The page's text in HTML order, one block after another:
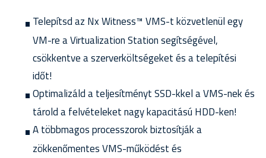
Telepítsd az Nx Witness™ VMS-t közvetlenül egy
VM-re a Virtualization Station segítségével,
csökkentve a szerverköltségeket és a telepítési
időt!
Optimalizáld a teljesítményt SSD-kkel a VMS-nek és
tárold a felvételeket nagy kapacitású HDD-ken!
A többmagos processzorok biztosítják a
zökkenőmentes VMS-működést és